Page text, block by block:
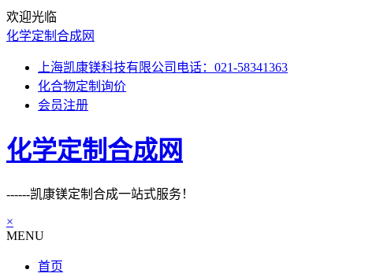
欢迎光临
化学定制合成网
上海凯康镁科技有限公司电话：021-58341363
化合物定制询价
会员注册
化学定制合成网
------凯康镁定制合成一站式服务！
×
MENU
首页